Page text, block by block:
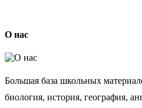
О нас
Большая база школьных
биология, история, география,